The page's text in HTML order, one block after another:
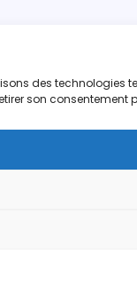
des
son